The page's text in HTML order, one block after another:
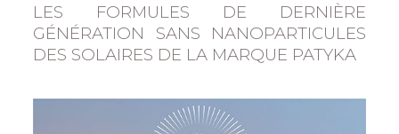
LES FORMULES DE DERNIÈRE
GÉNÉRATION SANS NANOPARTICULES
DES SOLAIRES DE LA MARQUE PATYKA